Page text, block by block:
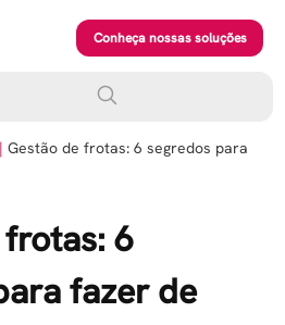
Conheça nossas soluções
Gestão de frotas: 6 segredos para
6
fazer de